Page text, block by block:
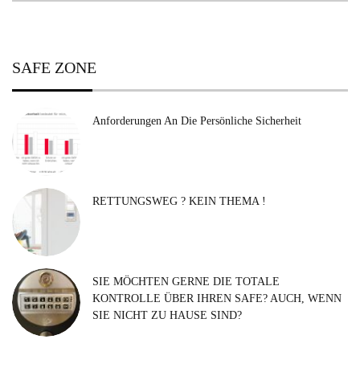
SAFE ZONE
Anforderungen An Die Persönliche Sicherheit
RETTUNGSWEG ? KEIN THEMA !
SIE MÖCHTEN GERNE DIE TOTALE
KONTROLLE ÜBER IHREN SAFE? AUCH, WENN
SIE NICHT ZU HAUSE SIND?